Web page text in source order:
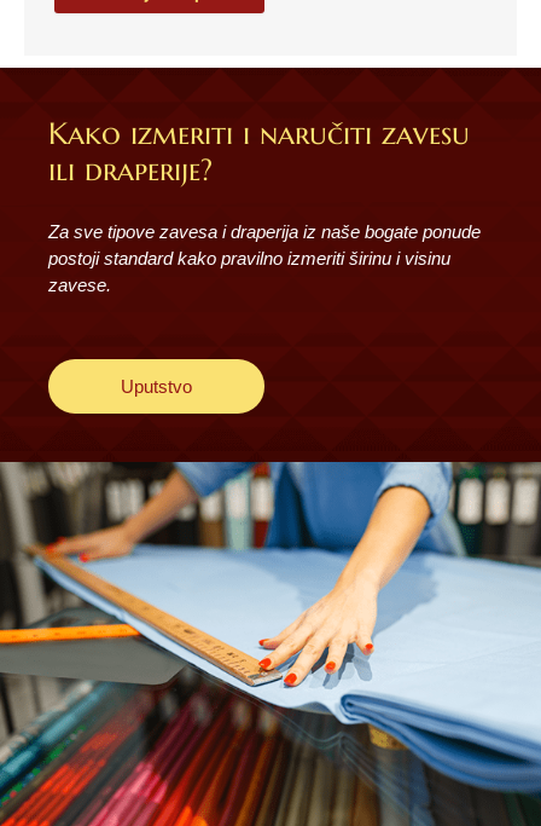
Kako izmeriti i naručiti zavesu
ili draperije?
Za sve tipove zavesa i draperija iz naše bogate ponude
postoji standard kako pravilno izmeriti širinu i visinu
zavese.
Uputstvo